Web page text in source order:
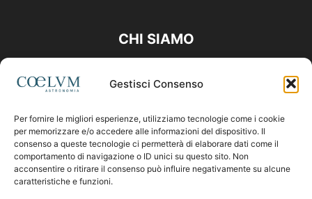
Gestisci Consenso
Per fornire le migliori esperienze, utilizziamo tecnologie come i cookie
per memorizzare e/o accedere alle informazioni del dispositivo. Il
consenso a queste tecnologie ci permetterà di elaborare dati come il
comportamento di navigazione o ID unici su questo sito. Non
acconsentire o ritirare il consenso può influire negativamente su alcune
caratteristiche e funzioni.
CHI SIAMO
Contattaci:coelumastro@coelum.com
SEGUICI